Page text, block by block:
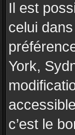
Il est
celui
York,
c’est le